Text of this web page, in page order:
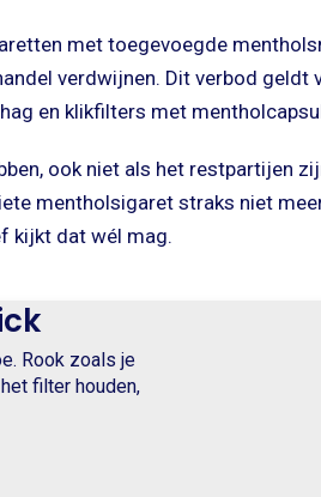
met toegevoegde
verdwijnen. Dit verbod geldt
en klikfilters met
ook niet als het restpartijen
mentholsigaret straks niet
kijkt dat wél mag.
Rook zoals je
filter houden,